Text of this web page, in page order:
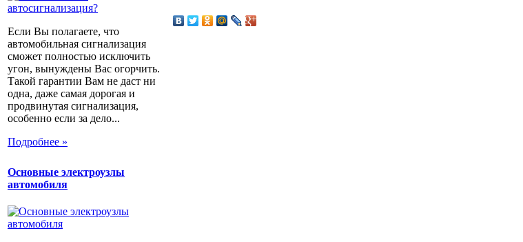
Если Вы полагаете, что
автомобильная сигнализация
сможет полностью исключить
угон, вынуждены Вас огорчить.
Такой гарантии Вам не даст ни
одна, даже самая дорогая и
продвинутая сигнализация,
особенно если за дело...
Подробнее »
Основные электроузлы
автомобиля